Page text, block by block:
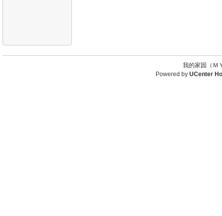
我的家园（
Powered by UCenter